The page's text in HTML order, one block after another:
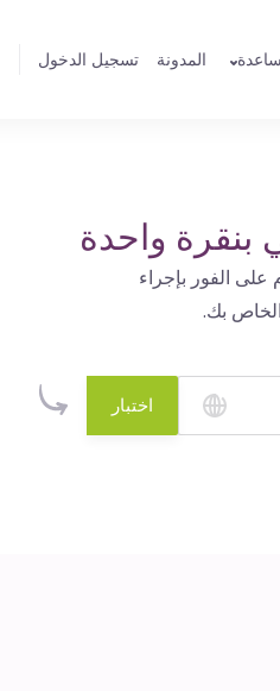
المدونة تسجيل الدخول
بنقرة واحدة
الفور بإجراء
بك.
اختبار